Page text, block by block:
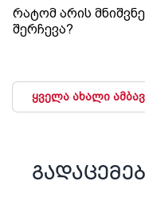
რატომ არის
შერჩევა?
ყველა ახალი